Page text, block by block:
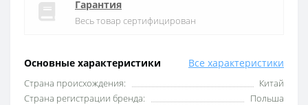
Основные характеристики Все характеристики
Cтрана происхождения:
Китай
Cтрана регистрации бренда:
Польша
Гарантия
Весь товар сертифицирован